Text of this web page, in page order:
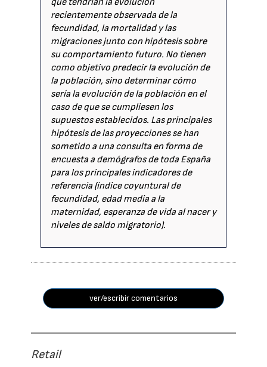
recientemente observada de la
fecundidad, la mortalidad y las
migraciones junto con hipótesis sobre
su comportamiento futuro. No tienen
como objetivo predecir la evolución de
la población, sino determinar cómo
sería la evolución de la población en el
caso de que se cumpliesen los
supuestos establecidos. Las principales
hipótesis de las proyecciones se han
sometido a una consulta en forma de
encuesta a demógrafos de toda España
para los principales indicadores de
referencia (índice coyuntural de
fecundidad, edad media a la
maternidad, esperanza de vida al nacer y
niveles de saldo migratorio).
ver/escribir comentarios
Retail